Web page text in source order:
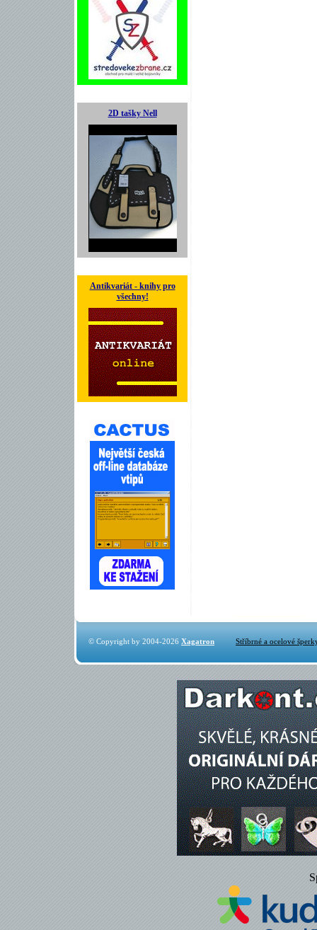
2D tašky Nell
Antikvariát - knihy pro
všechny!
© Copyright by 2004-2026 Xagatron Stříbrné a ocelové